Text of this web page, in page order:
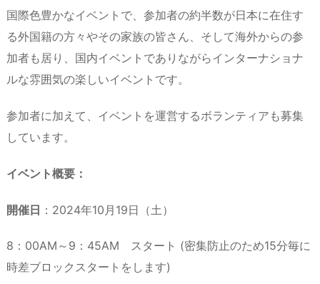
国際色豊かなイベントで、参加者の約半数が日本に在住す
る外国籍の方々やその家族の皆さん、そして海外からの参
加者も居り、国内イベントでありながらインターナショナ
ルな雰囲気の楽しいイベントです。
参加者に加えて、イベントを運営するボランティアも募集
しています。
イベント概要：
開催日 ：2024年10月19日（土）
8：00AM～9：45AM スタート (密集防止のため15分毎に
時差ブロックスタートをします)